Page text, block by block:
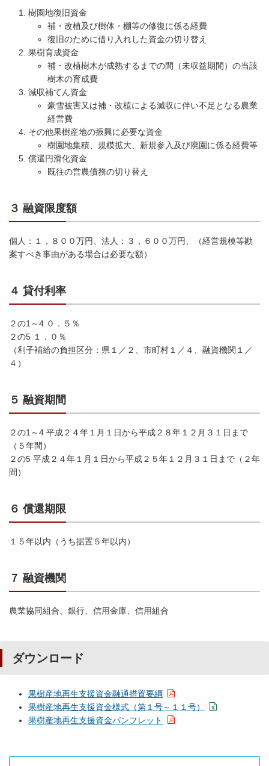
樹園地復旧資金
補・改植及び樹体・棚等の修復に係る経費
復旧のために借り入れした資金の切り替え
果樹育成資金
補・改植樹木が成熟するまでの間（未収益期間）の当該
樹木の育成費
減収補てん資金
豪雪被害又は補・改植による減収に伴い不足となる農業
経営費
その他果樹産地の振興に必要な資金
樹園地集積、規模拡大、新規参入及び廃園に係る経費等
償還円滑化資金
既往の営農債務の切り替え
３ 融資限度額
個人：１，８００万円、法人：３，６００万円、（経営規模等勘
案すべき事由がある場合は必要な額）
４ 貸付利率
２の1～4 ０．５％
２の5 １．０％
（利子補給の負担区分：県１／２、市町村１／４、融資機関１／
４）
５ 融資期間
２の1～4 平成２４年１月１日から平成２８年１２月３１日まで
（５年間）
２の5 平成２４年１月１日から平成２５年１２月３１日まで（２年
間）
６ 償還期限
１５年以内（うち据置５年以内）
７ 融資機関
農業協同組合、銀行、信用金庫、信用組合
ダウンロード
果樹産地再生支援資金融通措置要綱
果樹産地再生支援資金様式（第１号～１１号）
果樹産地再生支援資金パンフレット